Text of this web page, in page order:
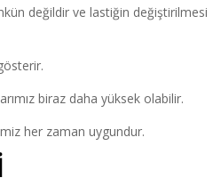
değildir ve lastiğin değiştirilmesi
biraz daha yüksek olabilir.
her zaman uygundur.